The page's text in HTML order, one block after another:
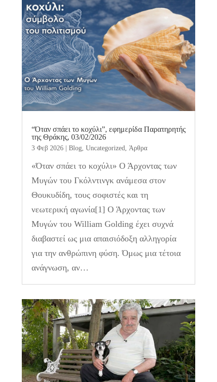
“Όταν σπάει το κοχύλι”, εφημερίδα Παρατηρητής
της Θράκης, 03/02/2026
3 Φεβ 2026| Blog, Uncategorized Άρθρα
«Όταν σπάει το κοχύλι» Ο Άρχοντας των
Μυγών του Γκόλντινγκ ανάμεσα στον
Θουκυδίδη, τους σοφιστές και τη
νεωτερική αγωνία[1] Ο Άρχοντας των
Μυγών του William Golding έχει συχνά
διαβαστεί ως μια απαισιόδοξη αλληγορία
για την ανθρώπινη φύση. Όμως μια τέτοια
ανάγνωση, αν…